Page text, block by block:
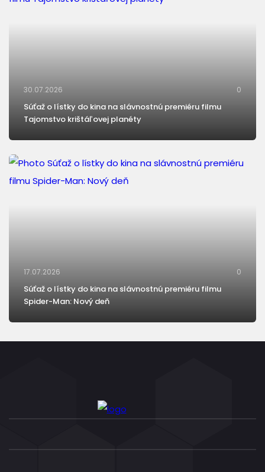
30.07.2026 0
Súťaž o lístky do kina na slávnostnú premiéru filmu
Tajomstvo krištáľovej planéty
17.07.2026 0
Súťaž o lístky do kina na slávnostnú premiéru filmu
Spider-Man: Nový deň